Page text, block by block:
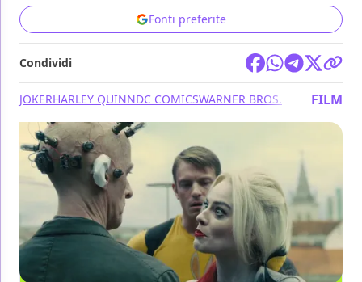
Fonti preferite
Condividi
JOKERHARLEY QUINNDC COMICSWARNER BROS. FILM